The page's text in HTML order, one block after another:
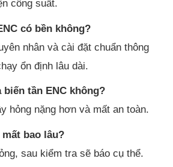
công suất.
có bền không?
nhân và cài đặt chuẩn thông
ổn định lâu dài.
tần ENC không?
hỏng nặng hơn và mất an toàn.
bao lâu?
sau kiểm tra sẽ báo cụ thể.